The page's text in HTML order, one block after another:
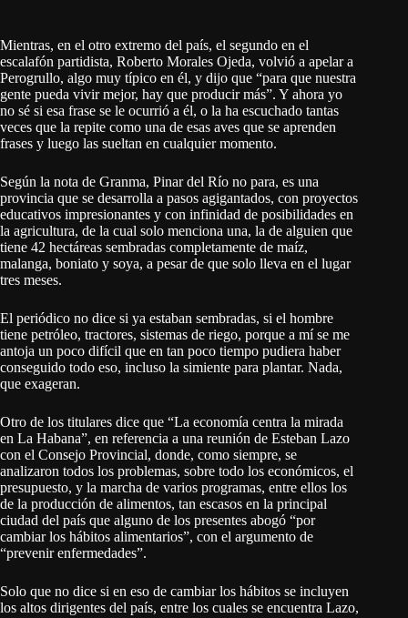
Mientras, en el otro extremo del país, el segundo en el
escalafón partidista, Roberto Morales Ojeda, volvió a apelar a
Perogrullo, algo muy típico en él, y dijo que “para que nuestra
gente pueda vivir mejor, hay que producir más”. Y ahora yo
no sé si esa frase se le ocurrió a él, o la ha escuchado tantas
veces que la repite como una de esas aves que se aprenden
frases y luego las sueltan en cualquier momento.
Según la nota de Granma, Pinar del Río no para, es una
provincia que se desarrolla a pasos agigantados, con proyectos
educativos impresionantes y con infinidad de posibilidades en
la agricultura, de la cual solo menciona una, la de alguien que
tiene 42 hectáreas sembradas completamente de maíz,
malanga, boniato y soya, a pesar de que solo lleva en el lugar
tres meses.
El periódico no dice si ya estaban sembradas, si el hombre
tiene petróleo, tractores, sistemas de riego, porque a mí se me
antoja un poco difícil que en tan poco tiempo pudiera haber
conseguido todo eso, incluso la simiente para plantar. Nada,
que exageran.
Otro de los titulares dice que “La economía centra la mirada
en La Habana”, en referencia a una reunión de Esteban Lazo
con el Consejo Provincial, donde, como siempre, se
analizaron todos los problemas, sobre todo los económicos, el
presupuesto, y la marcha de varios programas, entre ellos los
de la producción de alimentos, tan escasos en la principal
ciudad del país que alguno de los presentes abogó “por
cambiar los hábitos alimentarios”, con el argumento de
“prevenir enfermedades”.
Solo que no dice si en eso de cambiar los hábitos se incluyen
los altos dirigentes del país, entre los cuales se encuentra Lazo,